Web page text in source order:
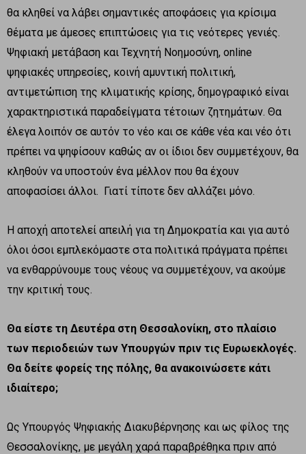
θα κληθεί να λάβει σημαντικές αποφάσεις για κρίσιμα
θέματα με άμεσες επιπτώσεις για τις νεότερες γενιές.
Ψηφιακή μετάβαση και Τεχνητή Νοημοσύνη, online
ψηφιακές υπηρεσίες, κοινή αμυντική πολιτική,
αντιμετώπιση της κλιματικής κρίσης, δημογραφικό είναι
χαρακτηριστικά παραδείγματα τέτοιων ζητημάτων. Θα
έλεγα λοιπόν σε αυτόν το νέο και σε κάθε νέα και νέο ότι
πρέπει να ψηφίσουν καθώς αν οι ίδιοι δεν συμμετέχουν, θα
κληθούν να υποστούν ένα μέλλον που θα έχουν
αποφασίσει άλλοι. Γιατί τίποτε δεν αλλάζει μόνο.
Η αποχή αποτελεί απειλή για τη Δημοκρατία και για αυτό
όλοι όσοι εμπλεκόμαστε στα πολιτικά πράγματα πρέπει
να ενθαρρύνουμε τους νέους να συμμετέχουν, να ακούμε
την κριτική τους.
Θα είστε τη Δευτέρα στη Θεσσαλονίκη, στο πλαίσιο
των περιοδειών των Υπουργών πριν τις Ευρωεκλογές.
Θα δείτε φορείς της πόλης, θα ανακοινώσετε κάτι
ιδιαίτερο;
Ως Υπουργός Ψηφιακής Διακυβέρνησης και ως φίλος της
Θεσσαλονίκης, με μεγάλη χαρά παραβρέθηκα πριν από